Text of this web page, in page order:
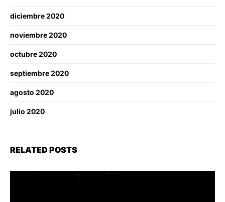
diciembre 2020
noviembre 2020
octubre 2020
septiembre 2020
agosto 2020
julio 2020
RELATED POSTS